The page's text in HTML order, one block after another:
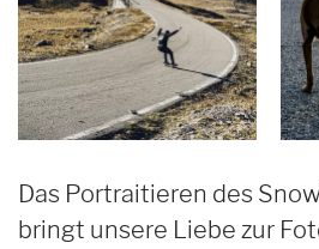
Das Portraitieren des
bringt unsere Liebe zur